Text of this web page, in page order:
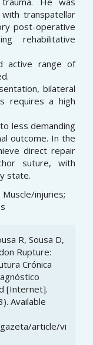
transpatellar
post-operative
rehabilitative
active range of
bilateral
requires a high
less demanding
outcome. In the
direct repair
suture, with
state.
injuries;
R, Sousa D,
Rupture:
Crónica
[Internet].
Available
article/vi